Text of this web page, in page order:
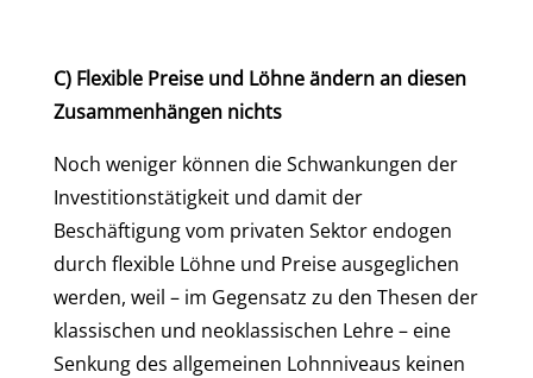
C) Flexible Preise und Löhne ändern an diesen
Zusammenhängen nichts
Noch weniger können die Schwankungen der
Investitionstätigkeit und damit der
Beschäftigung vom privaten Sektor endogen
durch flexible Löhne und Preise ausgeglichen
werden, weil – im Gegensatz zu den Thesen der
klassischen und neoklassischen Lehre – eine
Senkung des allgemeinen Lohnniveaus keinen